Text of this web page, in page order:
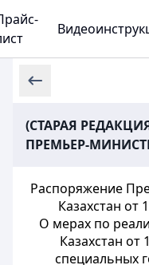
(СТАРАЯ
ПРЕМЬЕР-
Распоряжение
Казахстан от
О мерах по
Казахстан от
специальных